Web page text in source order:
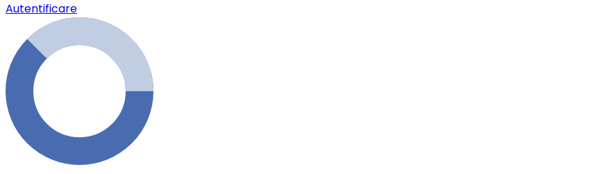
Autentificare